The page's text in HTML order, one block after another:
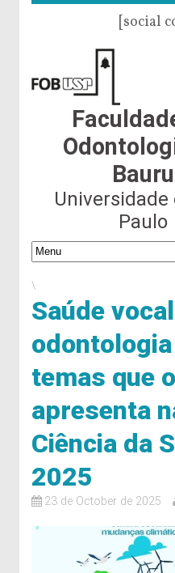
[social
Bauru
Universidade
Paulo
\
Saúde
temas que
apresenta
Ciência da
2025
23 de October de 2025